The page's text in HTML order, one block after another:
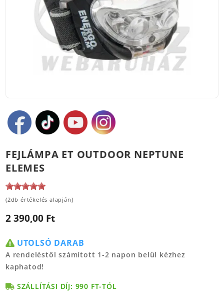
FEJLÁMPA ET OUTDOOR NEPTUNE
ELEMES
(2db értékelés alapján)
2 390,00 Ft
UTOLSÓ DARAB
A rendeléstől számított 1-2 napon belül kézhez
kaphatod!
SZÁLLÍTÁSI DÍJ: 990 FT-TÓL